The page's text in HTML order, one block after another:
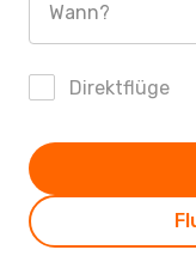
Wann?
Direktflüge